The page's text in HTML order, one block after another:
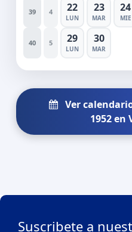
39 4 22
LUN
23
MAR
24
MIE
40 5 29
LUN
30
MAR
Ver
1952 en
Suscribete a